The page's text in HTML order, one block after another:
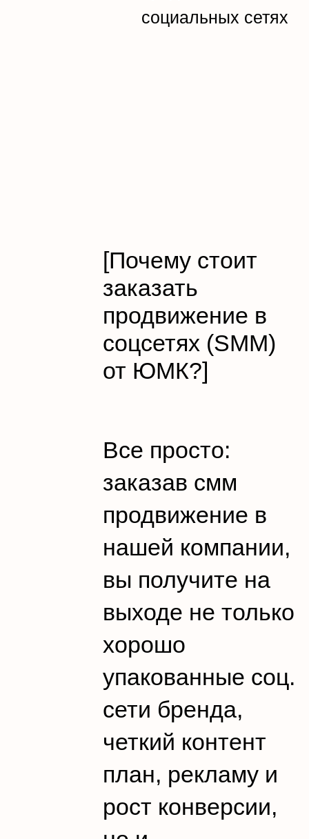
социальных сетях
[Почему стоит
заказать
продвижение в
соцсетях (SMM)
от ЮМК?]
Все просто:
заказав смм
продвижение в
нашей компании,
вы получите на
выходе не только
хорошо
упакованные соц.
сети бренда,
четкий контент
план, рекламу и
рост конверсии,